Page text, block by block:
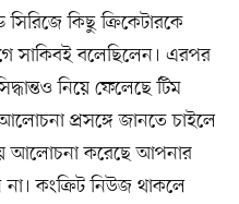
সিরিজে কিছু ক্রিকেটারকে
সাকিবই বলেছিলেন। এরপর
নিয়ে ফেলেছে টিম
প্রসঙ্গে জানতে চাইলে
আলোচনা করেছে আপনার
কংক্রিট নিউজ থাকলে